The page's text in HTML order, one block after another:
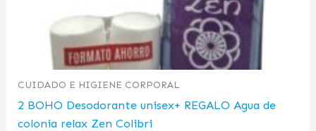
CUIDADO E HIGIENE CORPORAL
2 BOHO Desodorante unisex+ REGALO Agua de
colonia relax Zen Colibri